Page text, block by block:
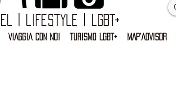
| Lifestyle | LGBT+
VIAGGIA CON NOI TURISMO LGBT+ MAP'ADVISOR